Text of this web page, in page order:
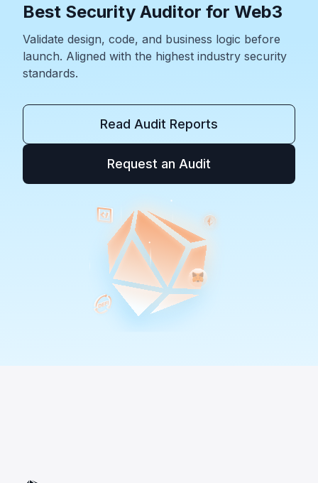
Best Security Auditor for Web3
Validate design, code, and business logic before
launch. Aligned with the highest industry security
standards.
Read Audit Reports
Request an Audit